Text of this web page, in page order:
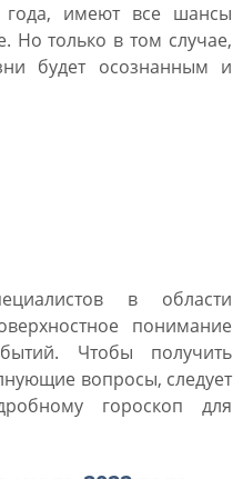
имеют все шансы
Но только в том случае,
будет осознанным и
в области
понимание
Чтобы получить
вопросы, следует
гороскоп для